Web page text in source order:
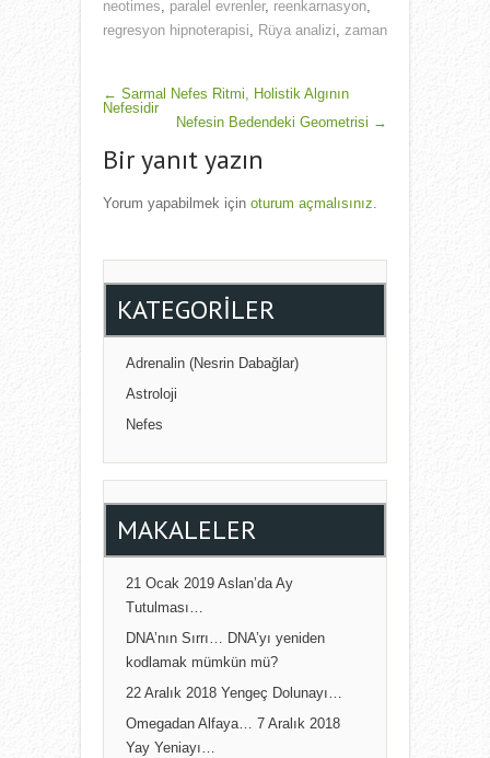
neotimes, paralel evrenler, reenkarnasyon,
regresyon hipnoterapisi, Rüya analizi, zaman
POST
NAVIGATION
← Sarmal Nefes Ritmi, Holistik Algının
Nefesidir
Nefesin Bedendeki Geometrisi →
Bir yanıt yazın
Yorum yapabilmek için oturum açmalısınız.
KATEGORILER
Adrenalin (Nesrin Dabağlar)
Astroloji
Nefes
MAKALELER
21 Ocak 2019 Aslan’da Ay
Tutulması…
DNA’nın Sırrı… DNA’yı yeniden
kodlamak mümkün mü?
22 Aralık 2018 Yengeç Dolunayı…
Omegadan Alfaya… 7 Aralık 2018
Yay Yeniayı…